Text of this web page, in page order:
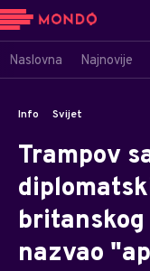
Naslovna Najnovije
Info Svijet
Trampov
britanskog
nazvao